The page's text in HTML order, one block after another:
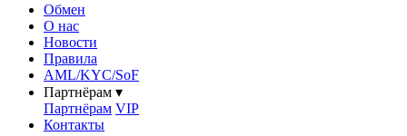
Обмен
О нас
Новости
Правила
AML/KYC/SoF
Партнёрам ▾
Партнёрам VIP
Контакты